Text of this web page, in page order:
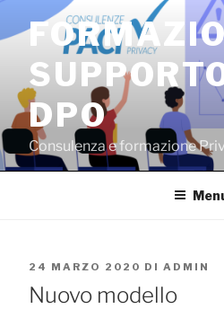
contenuto
DPO
Consulenza e formazione
PUBBLICATO
IL
24 MARZO 2020 DI ADMIN
Nuovo modello